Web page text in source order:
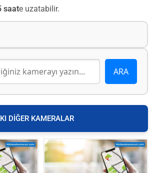
saate uzatabilir.
DİĞER KAMERALAR